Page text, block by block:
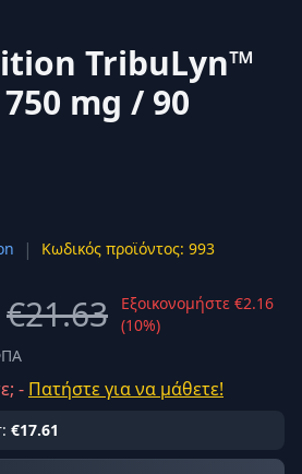
TribuLyn™
mg / 90
| Κωδικός προϊόντος: 993
€21.63
Εξοικονομήστε €2.16
(10%)
- Πατήστε για να μάθετε!
€17.61